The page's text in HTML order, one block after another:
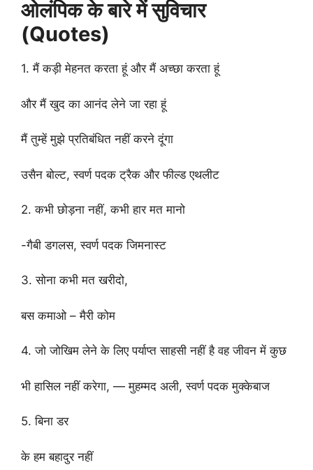
ओलंपिक के बारे में सुविचार
(Quotes)
1. मैं कड़ी मेहनत करता हूं और मैं अच्छा करता हूं
और मैं खुद का आनंद लेने जा रहा हूं
मैं तुम्हें मुझे प्रतिबंधित नहीं करने दूंगा
उसैन बोल्ट, स्वर्ण पदक ट्रैक और फील्ड एथलीट
2. कभी छोड़ना नहीं, कभी हार मत मानो
-गैबी डगलस, स्वर्ण पदक जिमनास्ट
3. सोना कभी मत खरीदो,
बस कमाओ – मैरी कोम
4. जो जोखिम लेने के लिए पर्याप्त साहसी नहीं है वह जीवन में कुछ
भी हासिल नहीं करेगा, — मुहम्मद अली, स्वर्ण पदक मुक्केबाज
5. बिना डर
के हम बहादुर नहीं